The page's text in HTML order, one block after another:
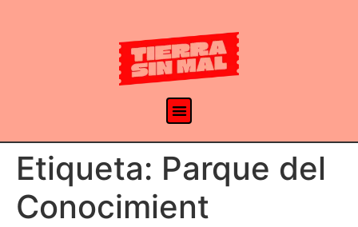
Etiqueta: Parque del
Conocimient